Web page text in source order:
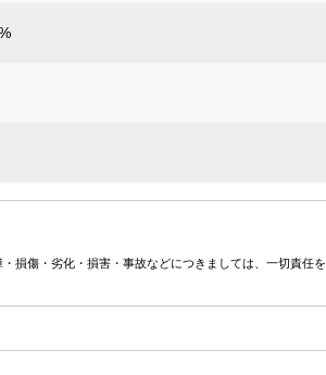
損傷・劣化・損害・事故などにつきましては、一切責任を